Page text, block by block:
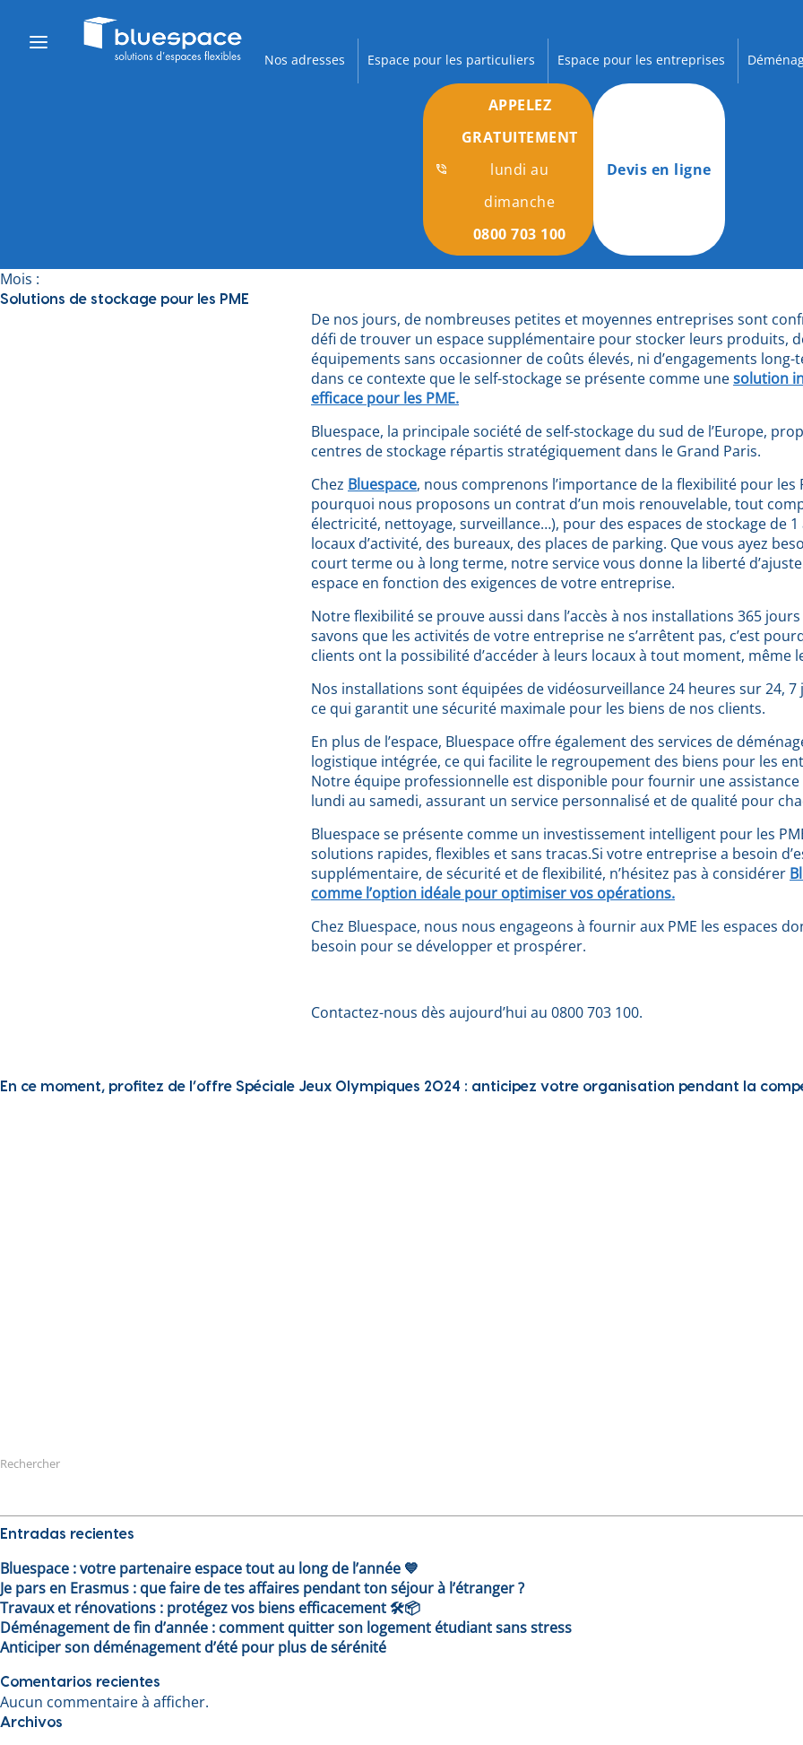
Nos adresses Espace pour les particuliers Espace pour les entreprises
APPELEZ
GRATUITEMENT
lundi au
dimanche
0800 703 100
Devis en ligne
Mois :
Solutions de stockage pour les PME
De nos jours, de nombreuses petites et moyennes entreprises sont
défi de trouver un espace supplémentaire pour stocker leurs produits,
équipements sans occasionner de coûts élevés, ni d’engagements long-
dans ce contexte que le self-stockage se présente comme unesolution
efficace pour les PME.
Bluespace, la principale société de self-stockage du sud de l’Europe,
centres de stockage répartis stratégiquement dans le Grand Paris.
Chez Bluespace, nous comprenons l’importance de la flexibilité pour les
pourquoi nous proposons un contrat d’un mois renouvelable, tout
électricité, nettoyage, surveillance…), pour des espaces de stockage de 1
locaux d’activité, des bureaux, des places de parking. Que vous ayez
court terme ou à long terme, notre service vous donne la liberté
espace en fonction des exigences de votre entreprise.
Notre flexibilité se prouve aussi dans l’accès à nos installations 365
savons que les activités de votre entreprise ne s’arrêtent pas, c’est
clients ont la possibilité d’accéder à leurs locaux à tout moment, même
Nos installations sont équipées de vidéosurveillance 24 heures sur 24, 7
ce qui garantit une sécurité maximale pour les biens de nos clients.
En plus de l’espace, Bluespace offre également des services de
logistique intégrée, ce qui facilite le regroupement des biens pour les
Notre équipe professionnelle est disponible pour fournir une assistance
lundi au samedi, assurant un service personnalisé et de qualité pour
Bluespace se présente comme un investissement intelligent pour les
solutions rapides, flexibles et sans tracas.Si votre entreprise a besoin
supplémentaire, de sécurité et de flexibilité, n’hésitez pas à considérer
comme l’option idéale pour optimiser vos opérations.
Chez Bluespace, nous nous engageons à fournir aux PME les espaces
besoin pour se développer et prospérer.
Contactez-nous dès aujourd’hui au 0800 703 100.
En ce moment, profitez de l’offre Spéciale Jeux Olympiques 2024 : anticipez votre organisation pendant la
Rechercher
Entradas recientes
Bluespace : votre partenaire espace tout au long de l’année 💙
Je pars en Erasmus : que faire de tes affaires pendant ton séjour à l’étranger ?
Travaux et rénovations : protégez vos biens efficacement 🛠️📦
Déménagement de fin d’année : comment quitter son logement étudiant sans stress
Anticiper son déménagement d’été pour plus de sérénité
Comentarios recientes
Aucun commentaire à afficher.
Archivos